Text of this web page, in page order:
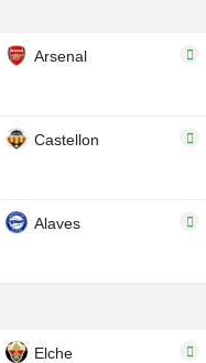
Arsenal
Castellon
Alaves
Elche